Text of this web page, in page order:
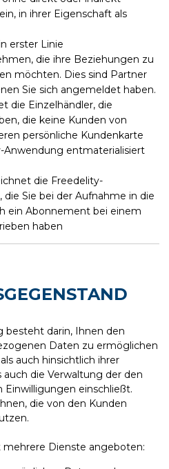
in ihrer Eigenschaft als
erster Linie
die ihre Beziehungen zu
möchten. Dies sind Partner
Sie sich angemeldet haben.
die Einzelhändler, die
die keine Kunden von
persönliche Kundenkarte
Anwendung entmaterialisiert
die Freedelity-
Sie bei der Aufnahme in die
ein Abonnement bei einem
haben
besteht darin, Ihnen den
Daten zu ermöglichen
auch hinsichtlich ihrer
die Verwaltung der den
einschließt.
die von den Kunden
Dienste angeboten: